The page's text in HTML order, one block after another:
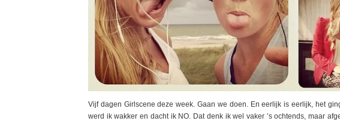
Vijf dagen Girlscene deze week. Gaan we doen. En eerlijk is eerlijk, het
werd ik wakker en dacht ik NO. Dat denk ik wel vaker ’s ochtends, maar